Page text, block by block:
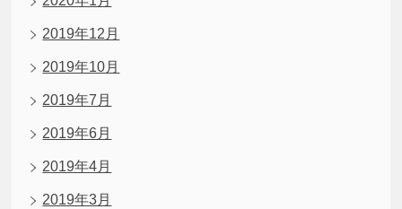
2019年12月
2019年10月
2019年7月
2019年6月
2019年4月
2019年3月